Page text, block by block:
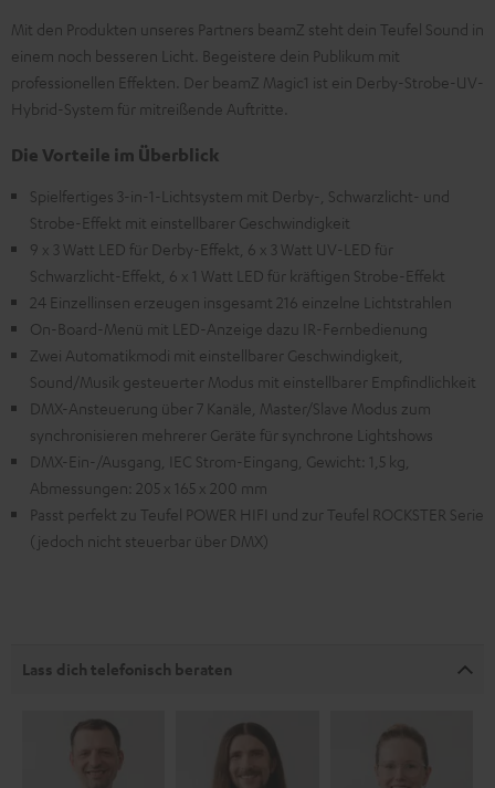
Mit den Produkten unseres Partners beamZ steht dein Teufel Sound in
einem noch besseren Licht. Begeistere dein Publikum mit
professionellen Effekten. Der beamZ Magic1 ist ein Derby-Strobe-UV-
Hybrid-System für mitreißende Auftritte.
Die Vorteile im Überblick
Spielfertiges 3-in-1-Lichtsystem mit Derby-, Schwarzlicht- und
Strobe-Effekt mit einstellbarer Geschwindigkeit
9 x 3 Watt LED für Derby-Effekt, 6 x 3 Watt UV-LED für
Schwarzlicht-Effekt, 6 x 1 Watt LED für kräftigen Strobe-Effekt
24 Einzellinsen erzeugen insgesamt 216 einzelne Lichtstrahlen
On-Board-Menü mit LED-Anzeige dazu IR-Fernbedienung
Zwei Automatikmodi mit einstellbarer Geschwindigkeit,
Sound/Musik gesteuerter Modus mit einstellbarer Empfindlichkeit
DMX-Ansteuerung über 7 Kanäle, Master/Slave Modus zum
synchronisieren mehrerer Geräte für synchrone Lightshows
DMX-Ein-/Ausgang, IEC Strom-Eingang, Gewicht: 1,5 kg,
Abmessungen: 205 x 165 x 200 mm
Passt perfekt zu Teufel POWER HIFI und zur Teufel ROCKSTER Serie
(jedoch nicht steuerbar über DMX)
Lass dich telefonisch beraten